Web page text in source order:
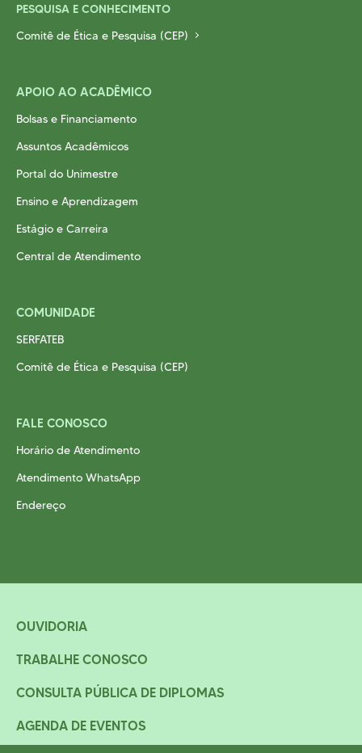
PESQUISA E CONHECIMENTO
Comitê de Ética e Pesquisa (CEP)
APOIO AO ACADÊMICO
Bolsas e Financiamento
Assuntos Acadêmicos
Portal do Unimestre
Ensino e Aprendizagem
Estágio e Carreira
Central de Atendimento
COMUNIDADE
SERFATEB
Comitê de Ética e Pesquisa (CEP)
FALE CONOSCO
Horário de Atendimento
Atendimento WhatsApp
Endereço
OUVIDORIA
TRABALHE CONOSCO
CONSULTA PÚBLICA DE DIPLOMAS
AGENDA DE EVENTOS